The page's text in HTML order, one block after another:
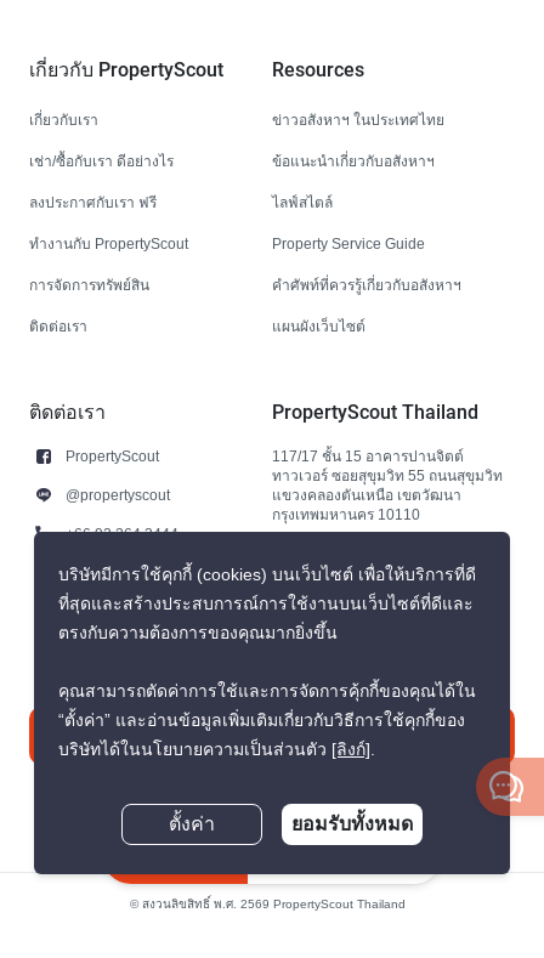
เกี่ยวกับ PropertyScout
เกี่ยวกับเรา
เช่า/ซื้อกับเรา ดีอย่างไร
ลงประกาศกับเรา ฟรี
ทำงานกับ PropertyScout
การจัดการทรัพย์สิน
ติดต่อเรา
Resources
ข่าวอสังหาฯ ในประเทศไทย
ข้อแนะนำเกี่ยวกับอสังหาฯ
ไลฟ์สไตล์
Property Service Guide
คำศัพท์ที่ควรรู้เกี่ยวกับอสังหาฯ
แผนผังเว็บไซต์
ติดต่อเรา
PropertyScout
@propertyscout
+66 92 264 3444
+66 92 264 3444
contact@propertyscout.co.th
PropertyScout Thailand
117/17 ชั้น 15 อาคารปานจิตต์
ทาวเวอร์ ซอยสุขุมวิท 55 ถนนสุขุมวิท
แขวงคลองตันเหนือ เขตวัฒนา
กรุงเทพมหานคร 10110
ติดต่อเรา
© สงวนลิขสิทธิ์ พ.ศ. 2569 PropertyScout Thailand
บริษัทมีการใช้คุกกี้ (cookies) บนเว็บไซต์ เพื่อให้บริการที่ดี
ที่สุดและสร้างประสบการณ์การใช้งานบนเว็บไซต์ที่ดีและ
ตรงกับความต้องการของคุณมากยิ่งขึ้น
คุณสามารถตัดค่าการใช้และการจัดการคุ้กกี้ของคุณได้ใน
“ตั้งค่า” และอ่านข้อมูลเพิ่มเติมเกี่ยวกับวิธีการใช้คุกกี้ของ
บริษัทได้ในนโยบายความเป็นส่วนตัว [ลิงก์].
ตั้งค่า ยอมรับทั้งหมด